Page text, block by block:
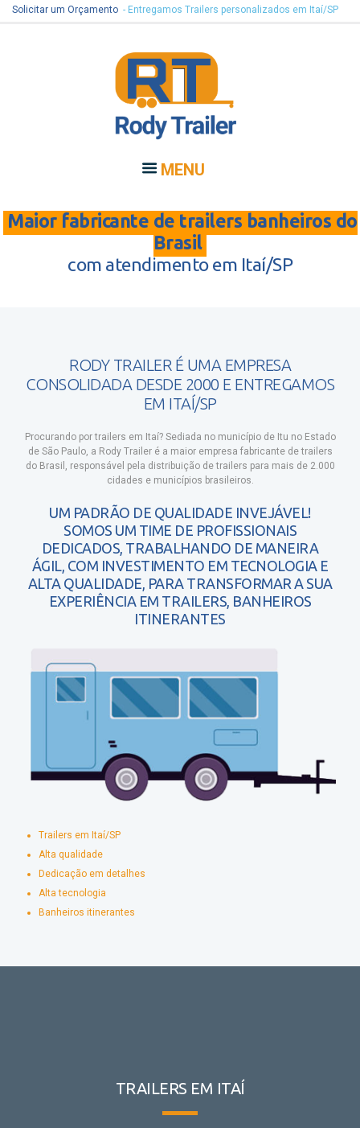
Solicitar um Orçamento - Entregamos Trailers personalizados em Itaí/SP
MENU
Maior fabricante de trailers banheiros do
Brasil
com atendimento em Itaí/SP
RODY TRAILER É UMA EMPRESA
CONSOLIDADA DESDE 2000 E ENTREGAMOS
EM ITAÍ/SP
Procurando por trailers em Itaí?Sediada no município de Itu no Estado
de São Paulo, a Rody Trailer é a maior empresa fabricante de trailers
do Brasil, responsável pela distribuição de trailers para mais de 2.000
cidades e municípios brasileiros.
UM PADRÃO DE QUALIDADE INVEJÁVEL!
SOMOS UM TIME DE PROFISSIONAIS
DEDICADOS, TRABALHANDO DE MANEIRA
ÁGIL, COM INVESTIMENTO EM TECNOLOGIA E
ALTA QUALIDADE, PARA TRANSFORMAR A SUA
EXPERIÊNCIA EM TRAILERS, BANHEIROS
ITINERANTES
Trailers em Itaí/SP
Alta qualidade
Dedicação em detalhes
Alta tecnologia
Banheiros itinerantes
TRAILERS EM ITAÍ